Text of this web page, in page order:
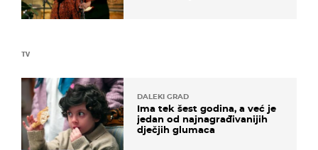
TV
DALEKI GRAD
Ima tek šest godina, a već je
jedan od najnagrađivanijih
dječjih glumaca